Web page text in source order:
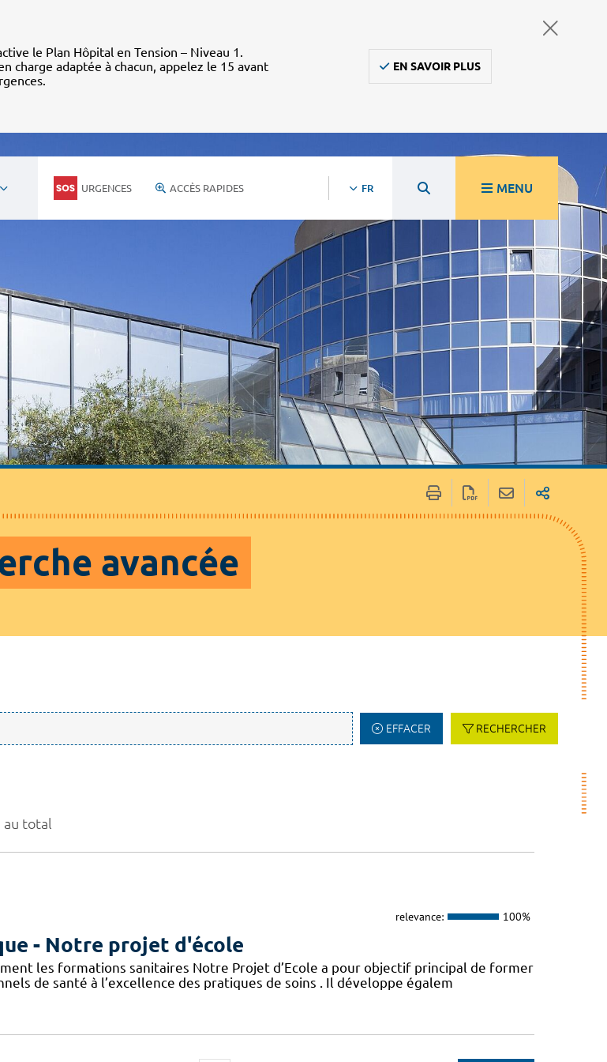
le Plan Hôpital en Tension – Niveau 1.
charge adaptée à chacun, appelez le 15 avant
EN SAVOIR PLUS
URGENCES ACCÈS RAPIDES FR MENU
avancée
EFFACER RECHERCHER
au total
relevance: 100%
- Notre projet d'école
les formations sanitaires Notre Projet d’Ecole a pour objectif principal de former
de santé à l’excellence des pratiques de soins . Il développe égalem